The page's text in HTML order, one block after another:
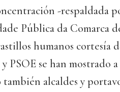
-respaldada
Pública da Comarca
humanos cortesía
PSOE se han mostrado
también alcaldes y